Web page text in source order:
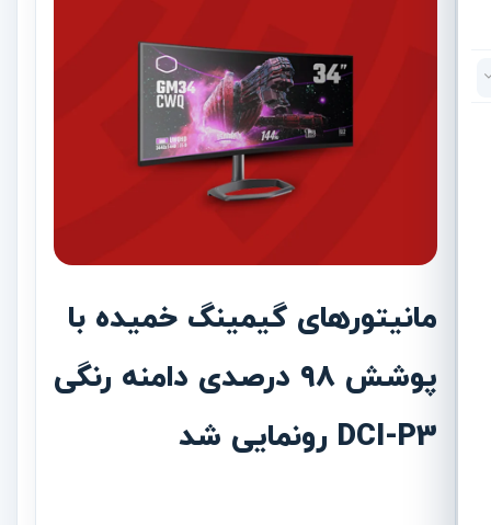
مانیتورهای گیمینگ خمیده با
پوشش ۹۸ درصدی دامنه رنگی
DCI-P3 رونمایی شد